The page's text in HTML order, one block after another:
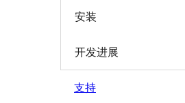
安装
开发进展
支持